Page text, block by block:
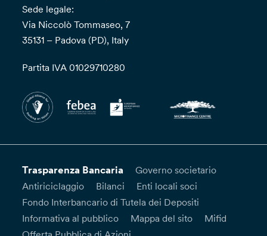
Sede legale:
Via Niccolò Tommaseo, 7
35131 – Padova (PD), Italy
Partita IVA 01029710280
Trasparenza Bancaria
Governo societario
Antiriciclaggio
Bilanci
Enti locali soci
Fondo Interbancario di Tutela dei Depositi
Informativa al pubblico
Mappa del sito
Mifid